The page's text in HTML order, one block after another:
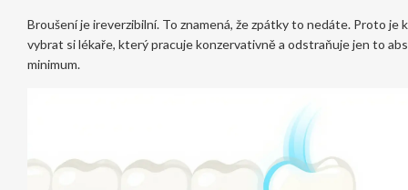
Broušení je ireverzibilní. To znamená, že zpátky to nedáte. Proto je
vybrat si lékaře, který pracuje konzervativně a odstraňuje jen to
minimum.